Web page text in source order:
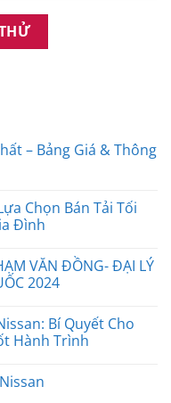
– Bảng Giá & Thông
Chọn Bán Tải Tối
Đình
VĂN ĐỒNG- ĐẠI LÝ
2024
Bí Quyết Cho
Hành Trình